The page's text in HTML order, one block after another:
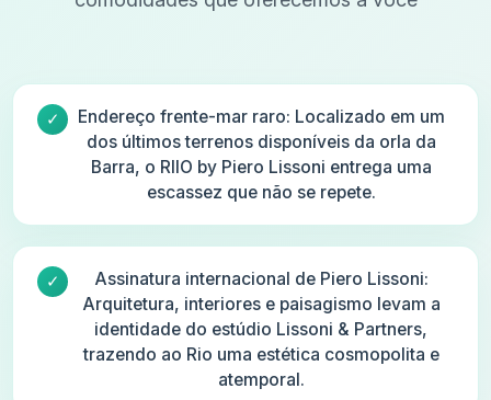
Endereço frente-mar raro: Localizado em um
dos últimos terrenos disponíveis da orla da
Barra, o RIIO by Piero Lissoni entrega uma
escassez que não se repete.
Assinatura internacional de Piero Lissoni:
Arquitetura, interiores e paisagismo levam a
identidade do estúdio Lissoni & Partners,
trazendo ao Rio uma estética cosmopolita e
atemporal.